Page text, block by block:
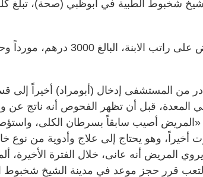
وتعتمد أسرة المريض على راتب الابنة،
من المستشفى إدخال (أبومراد) أخيراً إلى
في المعدة، قبل أن تظهر الفحوص أنه ناتج عن
أصيب سابقاً بسرطان الكلى،
أخيراً، وهو يحتاج إلى علاج وأدوية من نوع
المريض أنه عانى، خلال الفترة الأخيرة،
قرر حجز موعد في مدينة الشيخ شخبوط